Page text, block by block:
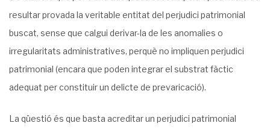
resultar provada la veritable entitat del perjudici patrimonial
buscat, sense que calgui derivar-la de les anomalies o
irregularitats administratives, perquè no impliquen perjudici
patrimonial (encara que poden integrar el substrat fàctic
adequat per constituir un delicte de prevaricació).
La qüestió és que basta acreditar un perjudici patrimonial